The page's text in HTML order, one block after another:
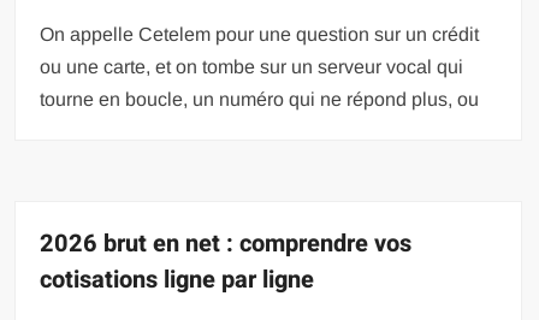
On appelle Cetelem pour une question sur un crédit
ou une carte, et on tombe sur un serveur vocal qui
tourne en boucle, un numéro qui ne répond plus, ou
2026 brut en net : comprendre vos
cotisations ligne par ligne